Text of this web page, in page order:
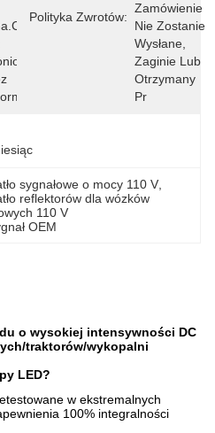
Polityka Zwrotów:
Zamówienie
Nie Zostanie
Wysłane,
Zaginie Lub
Otrzymany
Pr
sygnałowe o mocy 110 V
reflektorów dla wózków
110 V
OEM
o wysokiej intensywności DC
traktorów/wykopalni
LED?
w ekstremalnych
100% integralności